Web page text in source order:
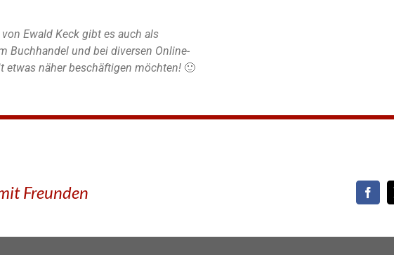
von Ewald Keck gibt es auch als
Buchhandel und bei diversen Online-
etwas näher beschäftigen möchten! 🙂
Freunden